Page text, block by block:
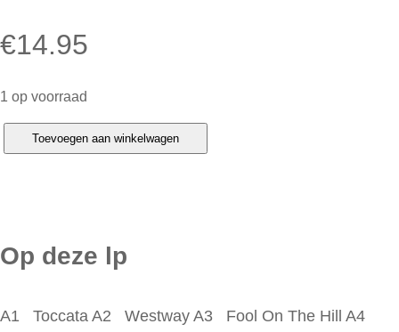
€14.95
1 op voorraad
a
t
Toevoegen aan winkelwagen
Op deze lp
A1 Toccata A2 Westway A3 Fool On The Hill A4